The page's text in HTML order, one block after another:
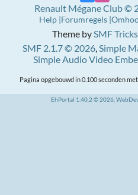
Theme bySMF Tricks
SMF 2.1.7 © 2026,Simple
Simple Audio Video
Renault Mégane Club ©
Help Forumregels
Pagina opgebouwd in 0.100 seconden
EhPortal 1.40.2 © 2026,